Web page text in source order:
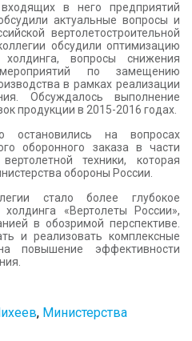
в него предприятий
актуальные вопросы и
вертолетостроительной
обсудили оптимизацию
холдинга, вопросы снижения
по замещению
в рамках реализации
Обсуждалось выполнение
продукции в 2015-2016 годах.
остановились на вопросах
оборонного заказа в части
техники, которая
обороны России.
стало более глубокое
«Вертолеты России»,
в обозримой перспективе.
и реализовать комплексные
повышение эффективности
, Министерства